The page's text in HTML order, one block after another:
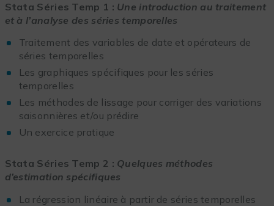
Stata Séries Temp 1 : Une introduction au traitement
et à l’analyse des séries temporelles
Traitement des variables de date et opérateurs de
séries temporelles
Les graphiques spécifiques pour les séries
temporelles
Les méthodes de lissage pour corriger des variations
saisonnières et/ou prédire
Un exercice pratique
Stata Séries Temp 2 : Quelques méthodes
d’estimation spécifiques
La régression linéaire à partir de séries temporelles